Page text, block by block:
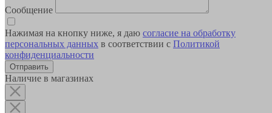
Сообщение
Нажимая на кнопку ниже, я даю согласие на обработку
персональных данных в соответствии с Политикой
конфиденциальности
Наличие в магазинах